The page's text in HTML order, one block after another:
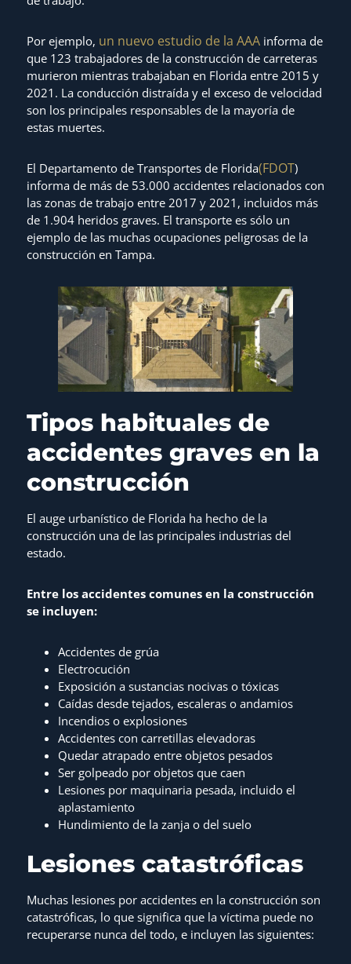
Por ejemplo, un nuevo estudio de la AAAinforma de
que 123 trabajadores de la construcción de carreteras
murieron mientras trabajaban en Florida entre 2015 y
2021. La conducción distraída y el exceso de velocidad
son los principales responsables de la mayoría de
estas muertes.
El Departamento de Transportes de Florida(FDOT)
informa de más de 53.000 accidentes relacionados con
las zonas de trabajo entre 2017 y 2021, incluidos más
de 1.904 heridos graves. El transporte es sólo un
ejemplo de las muchas ocupaciones peligrosas de la
construcción en Tampa.
Tipos habituales de
accidentes graves en la
construcción
El auge urbanístico de Florida ha hecho de la
construcción una de las principales industrias del
estado.
Entre los accidentes comunes en la construcción
se incluyen:
Accidentes de grúa
Electrocución
Exposición a sustancias nocivas o tóxicas
Caídas desde tejados, escaleras o andamios
Incendios o explosiones
Accidentes con carretillas elevadoras
Quedar atrapado entre objetos pesados
Ser golpeado por objetos que caen
Lesiones por maquinaria pesada, incluido el
aplastamiento
Hundimiento de la zanja o del suelo
Lesiones catastróficas
Muchas lesiones por accidentes en la construcción son
catastróficas, lo que significa que la víctima puede no
recuperarse nunca del todo, e incluyen las siguientes: